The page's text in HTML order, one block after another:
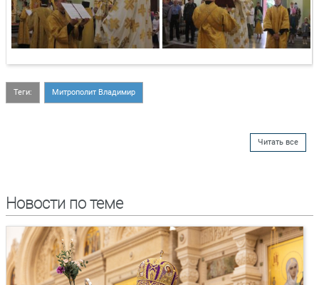
Теги: Митрополит Владимир
Читать все
Новости по теме